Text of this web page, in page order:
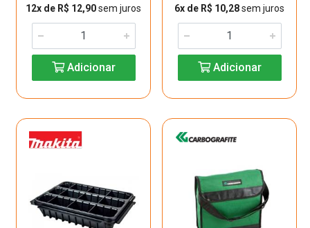
12x de R$ 12,90sem juros
Adicionar
6x de R$ 10,28sem juros
Adicionar